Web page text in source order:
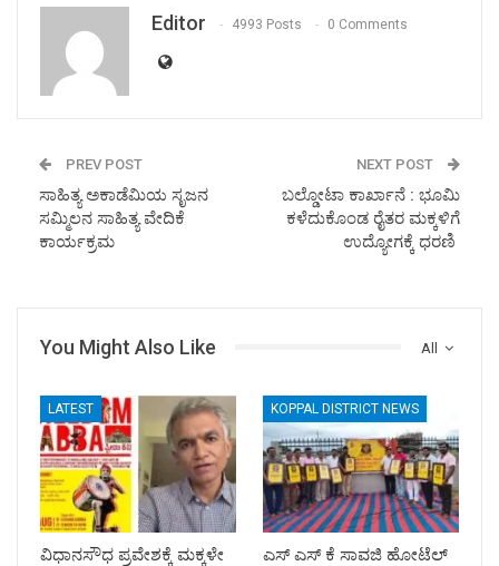
Editor 4993 Posts 0 Comments
PREV POST
ಸಾಹಿತ್ಯ ಅಕಾಡೆಮಿಯ ಸೃಜನ
ಸಮ್ಮಿಲನ ಸಾಹಿತ್ಯ ವೇದಿಕೆ
ಕಾರ್ಯಕ್ರಮ
NEXT POST
ಬಲ್ಡೋಟಾ ಕಾರ್ಖಾನೆ : ಭೂಮಿ
ಕಳೆದುಕೊಂಡ ರೈತರ ಮಕ್ಕಳಿಗೆ
ಉದ್ಯೋಗಕ್ಕೆ ಧರಣಿ
All
You Might Also Like
LATEST
ವಿಧಾನಸೌಧ ಪ್ರವೇಶಕ್ಕೆ ಮಕ್ಕಳೇ
KOPPAL DISTRICT NEWS
ಎಸ್ ಎಸ್ ಕೆ ಸಾವಜಿ ಹೋಟೆಲ್